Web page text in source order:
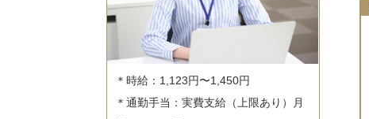
＊時給：1,123円〜1,450円
＊通勤手当：実費支給（上限あり）月